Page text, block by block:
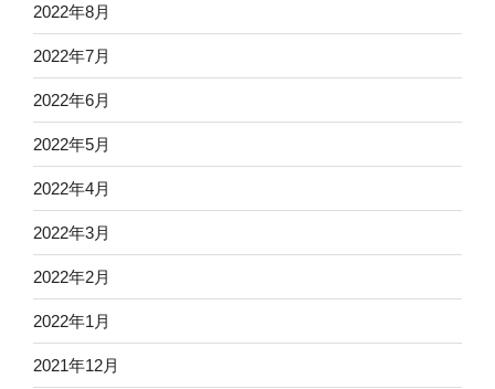
2022年8月
2022年7月
2022年6月
2022年5月
2022年4月
2022年3月
2022年2月
2022年1月
2021年12月